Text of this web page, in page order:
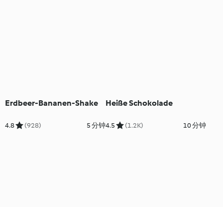
Erdbeer-Bananen-Shake
4.8 (928) 5 分钟
Heiße Schokolade
4.5 (1.2K) 10 分钟